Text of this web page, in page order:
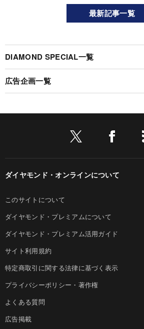
最新記事一覧
DIAMOND SPECIAL一覧
広告企画一覧
ダイヤモンド・オンラインについて
このサイトについて
ダイヤモンド・プレミアムについて
ダイヤモンド・プレミアム活用ガイド
サイト利用規約
特定商取引に関する法律に基づく表示
プライバシーポリシー・著作権
よくある質問
広告掲載